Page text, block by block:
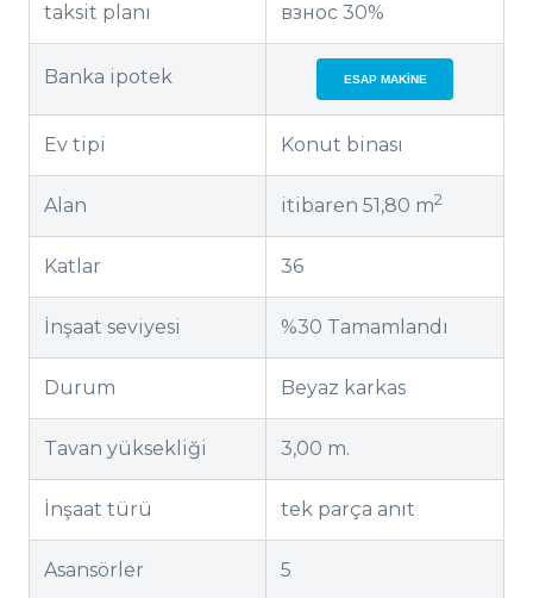
taksit planı
взнос 30%
Banka ipotek ESAP MAKINE
Ev tipi Konut binası
Alan itibaren 51,80 m2
Katlar 36
İnşaat seviyesi %30 Tamamlandı
Durum Beyaz karkas
Tavan yüksekliği 3,00 m.
İnşaat türü tek parça anıt
Asansörler 5